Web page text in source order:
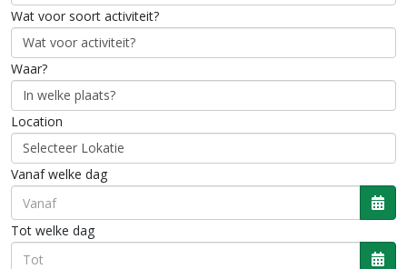
Wat voor soort activiteit?
Waar?
Location
Vanaf welke dag
Tot welke dag